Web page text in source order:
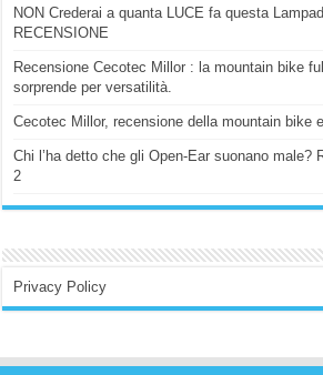
NON Crederai a quanta LUCE fa questa
RECENSIONE
Recensione Cecotec Millor : la mountain bike
sorprende per versatilità.
Cecotec Millor, recensione della mountain bike
Chi l’ha detto che gli Open-Ear suonano male?
2
Privacy Policy